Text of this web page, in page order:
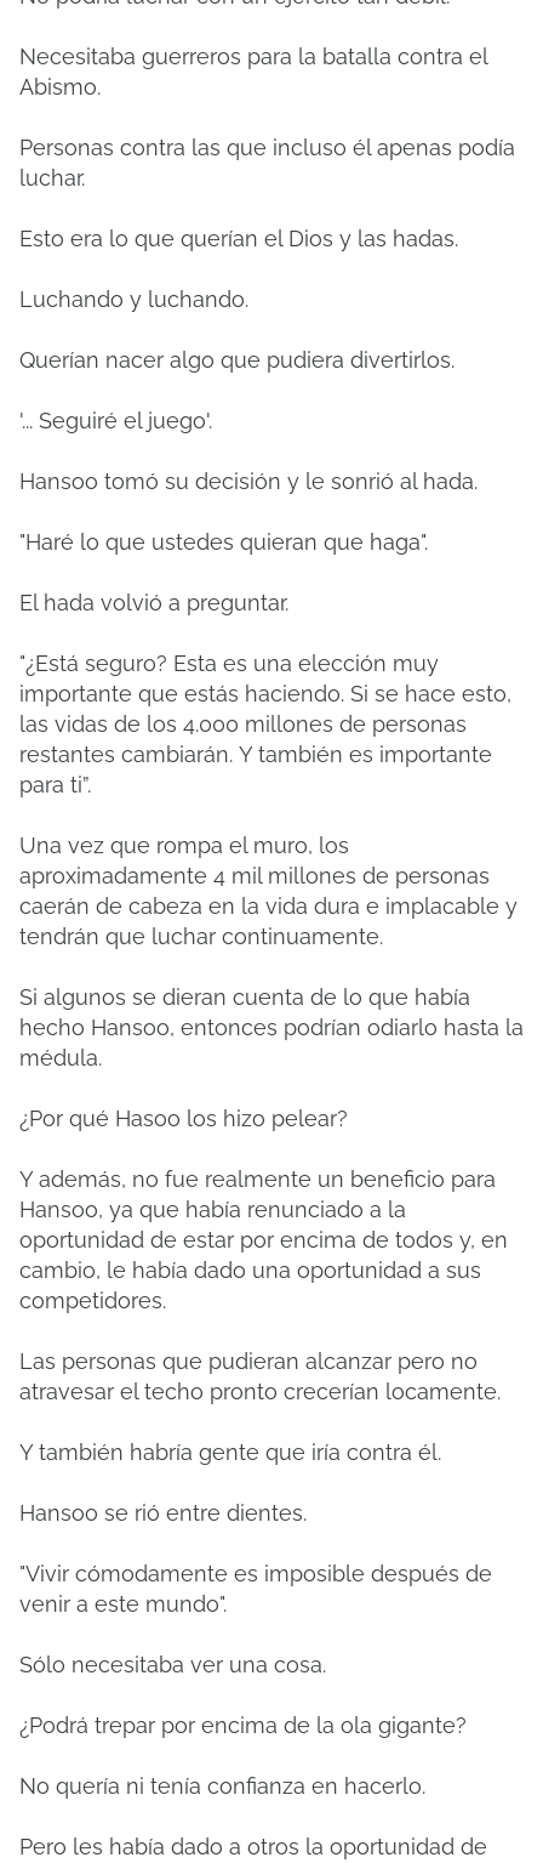
Necesitaba guerreros para la batalla contra el
Abismo.
Personas contra las que incluso él apenas podía
luchar.
Esto era lo que querían el Dios y las hadas.
Luchando y luchando.
Querían nacer algo que pudiera divertirlos.
'... Seguiré el juego'.
Hansoo tomó su decisión y le sonrió al hada.
"Haré lo que ustedes quieran que haga".
El hada volvió a preguntar.
"¿Está seguro? Esta es una elección muy
importante que estás haciendo. Si se hace esto,
las vidas de los 4.000 millones de personas
restantes cambiarán. Y también es importante
para ti”.
Una vez que rompa el muro, los
aproximadamente 4 mil millones de personas
caerán de cabeza en la vida dura e implacable y
tendrán que luchar continuamente.
Si algunos se dieran cuenta de lo que había
hecho Hansoo, entonces podrían odiarlo hasta la
médula.
¿Por qué Hasoo los hizo pelear?
Y además, no fue realmente un beneficio para
Hansoo, ya que había renunciado a la
oportunidad de estar por encima de todos y, en
cambio, le había dado una oportunidad a sus
competidores.
Las personas que pudieran alcanzar pero no
atravesar el techo pronto crecerían locamente.
Y también habría gente que iría contra él.
Hansoo se rió entre dientes.
"Vivir cómodamente es imposible después de
venir a este mundo".
Sólo necesitaba ver una cosa.
¿Podrá trepar por encima de la ola gigante?
No quería ni tenía confianza en hacerlo.
Pero les había dado a otros la oportunidad de